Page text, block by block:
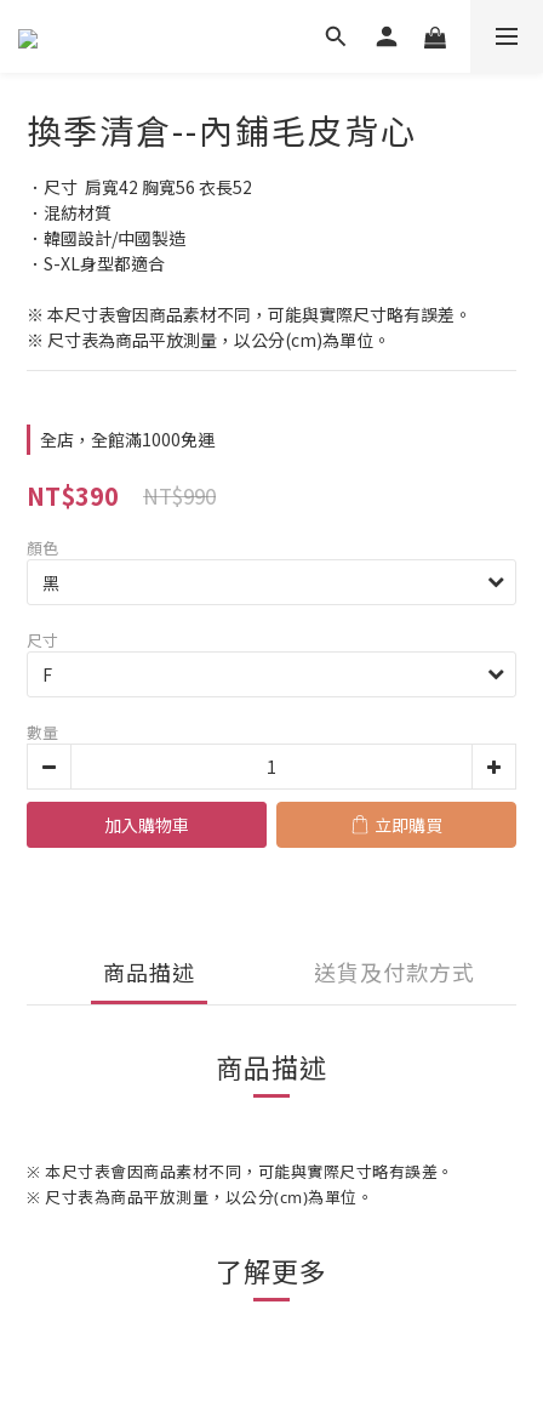
換季清倉--內鋪毛皮背心
．尺寸  肩寬42 胸寬56 衣長52
．混紡材質
．韓國設計/中國製造
．S-XL身型都適合
※ 本尺寸表會因商品素材不同，可能與實際尺寸略有誤差。
※ 尺寸表為商品平放測量，以公分(cm)為單位。
全店，全館滿1000免運
NT$390 NT$990
顏色
尺寸
數量
加入購物車 立即購買
商品描述 送貨及付款方式
商品描述
※ 本尺寸表會因商品素材不同，可能與實際尺寸略有誤差。
※ 尺寸表為商品平放測量，以公分(cm)為單位。
了解更多